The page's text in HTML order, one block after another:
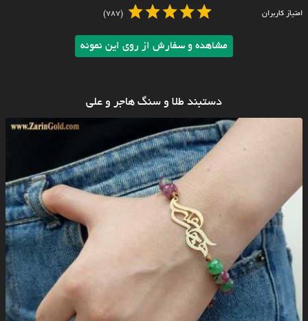
امتیاز کاربران (787)
مشاهده و سفارش از روی این نمونه
دستبند طلا و سنگ هاجر و علی